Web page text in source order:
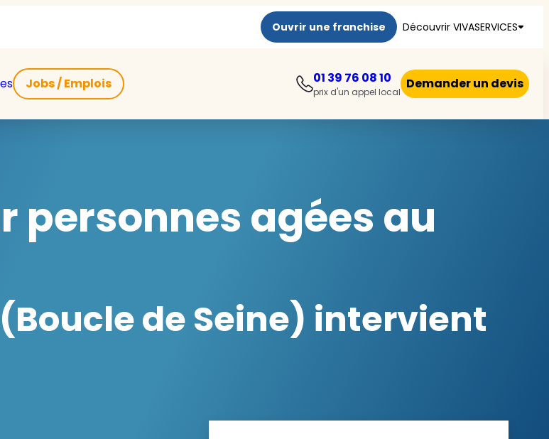
Ouvrir une franchise Découvrir VIVASERVICES
Jobs / Emplois 01 39 76 08 10
prix d'un appel local
Demander un devis
personnes agées au
(Boucle de Seine) intervient